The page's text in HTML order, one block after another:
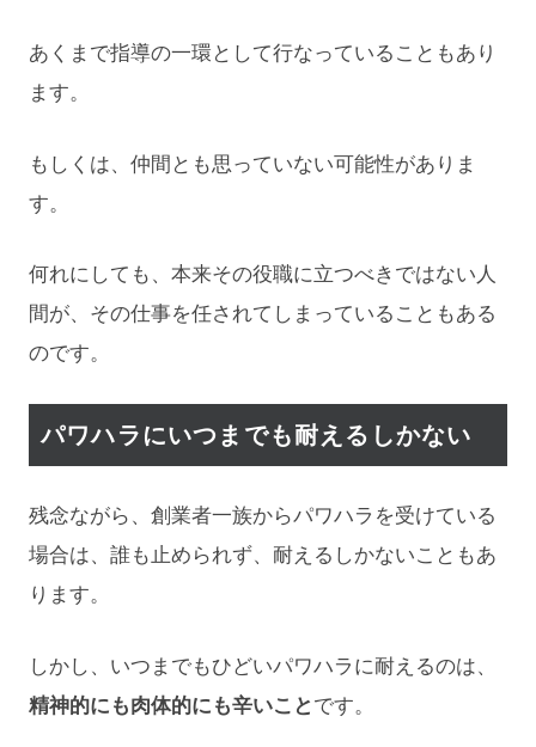
あくまで指導の一環として行なっていることもあり
ます。
もしくは、仲間とも思っていない可能性がありま
す。
何れにしても、本来その役職に立つべきではない人
間が、その仕事を任されてしまっていることもある
のです。
パワハラにいつまでも耐えるしかない
残念ながら、創業者一族からパワハラを受けている
場合は、誰も止められず、耐えるしかないこともあ
ります。
しかし、いつまでもひどいパワハラに耐えるのは、
精神的にも肉体的にも辛いことです。